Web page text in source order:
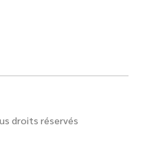
droits réservés